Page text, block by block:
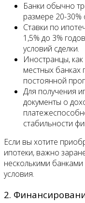
Банки обычно
размере 20-30%
Ставки по
1,5% до 3%
условий сделки.
Иностранцы, как
местных банках
постоянной
Для получения
документы о
стабильности
Если вы хотите
ипотеки, важно
несколькими
условия.
2.